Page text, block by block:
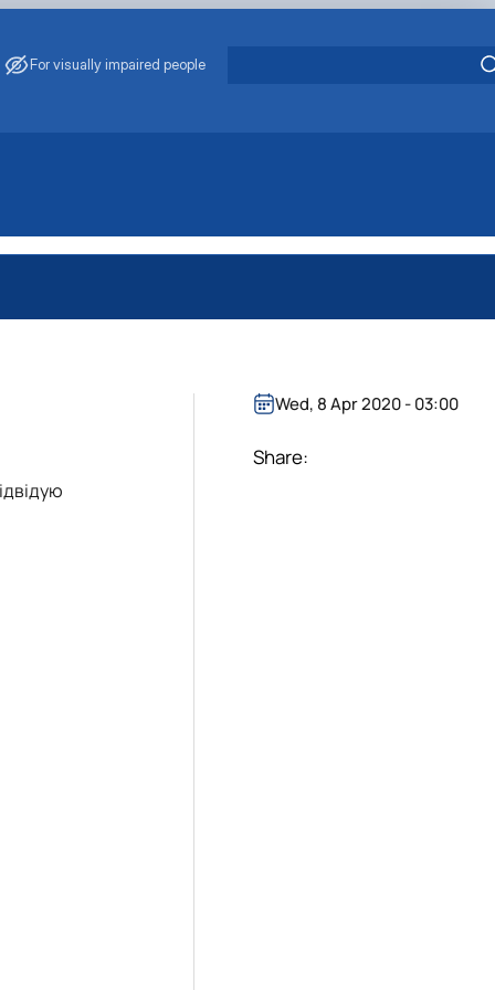
For visually impaired people
навчання в агра…
кредитних дорадників
Wed, 8 Apr 2020 - 03:00
Share: